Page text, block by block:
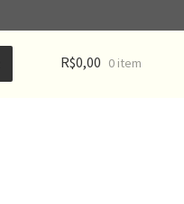
R$0,00 0 item